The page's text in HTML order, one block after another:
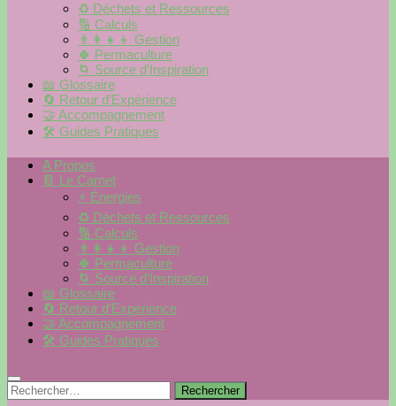
♻️ Déchets et Ressources
🔢 Calculs
👨‍👩‍👧‍👦 Gestion
🍀 Permaculture
🌀 Source d’Inspiration
📖 Glossaire
🔄 Retour d’Expérience
🤝 Accompagnement
🛠 Guides Pratiques
A Propos
📔 Le Carnet
⚡️ Énergies
♻️ Déchets et Ressources
🔢 Calculs
👨‍👩‍👧‍👦 Gestion
🍀 Permaculture
🌀 Source d’Inspiration
📖 Glossaire
🔄 Retour d’Expérience
🤝 Accompagnement
🛠 Guides Pratiques
Rechercher :